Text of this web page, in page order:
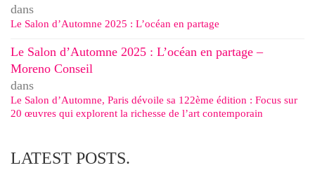
dans
Le Salon d’Automne 2025 : L’océan en partage
Le Salon d’Automne 2025 : L’océan en partage –
Moreno Conseil
dans
Le Salon d’Automne, Paris dévoile sa 122ème édition : Focus sur
20 œuvres qui explorent la richesse de l’art contemporain
LATEST POSTS.